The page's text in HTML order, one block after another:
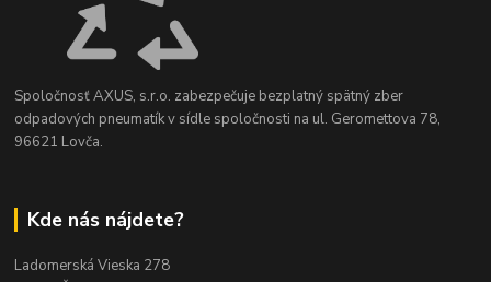
Spoločnosť AXUS, s.r.o. zabezpečuje bezplatný spätný zber
odpadových pneumatík v sídle spoločnosti na ul. Geromettova 78,
96621 Lovča.
Kde nás nájdete?
Ladomerská Vieska 278